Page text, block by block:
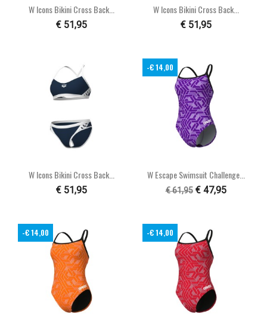
W Icons Bikini Cross Back...
€ 51,95
W Icons Bikini Cross Back...
€ 51,95
W Icons Bikini Cross Back...
€ 51,95
W Escape Swimsuit Challenge...
€ 61,95 € 47,95
-€ 14,00
-€ 14,00 -€ 14,00